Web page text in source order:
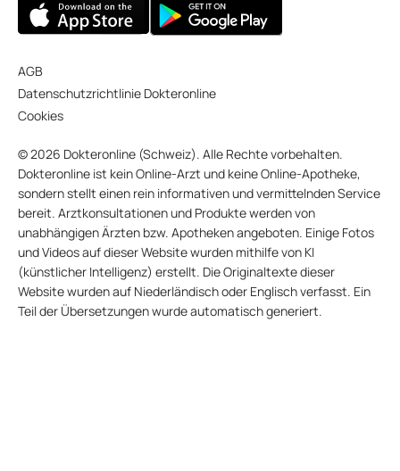
AGB
Datenschutzrichtlinie Dokteronline
Cookies
© 2026 Dokteronline (Schweiz). Alle Rechte vorbehalten.
Dokteronline ist kein Online-Arzt und keine Online-Apotheke,
sondern stellt einen rein informativen und vermittelnden Service
bereit. Arztkonsultationen und Produkte werden von
unabhängigen Ärzten bzw. Apotheken angeboten. Einige Fotos
und Videos auf dieser Website wurden mithilfe von KI
(künstlicher Intelligenz) erstellt. Die Originaltexte dieser
Website wurden auf Niederländisch oder Englisch verfasst. Ein
Teil der Übersetzungen wurde automatisch generiert.